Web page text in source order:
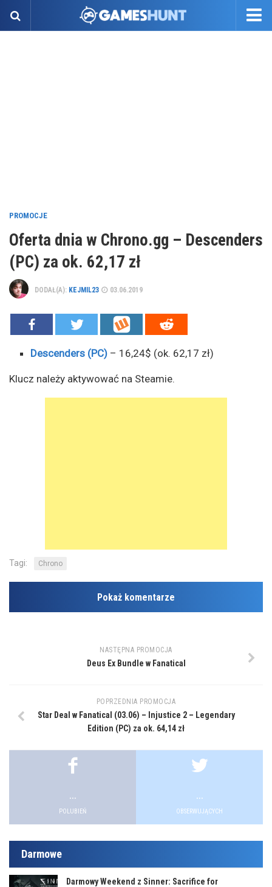
PROMOCJE
Oferta dnia w Chrono.gg – Descenders
(PC) za ok. 62,17 zł
DODAŁ(A): KEJMIL23 03.06.2019
Descenders (PC) – 16,24$ (ok. 62,17 zł)
Klucz należy aktywować na Steamie.
Tagi: Chrono
Pokaż komentarze
NASTĘPNA PROMOCJA
Deus Ex Bundle w Fanatical
POPRZEDNIA PROMOCJA
Star Deal w Fanatical (03.06) – Injustice 2 – Legendary
Edition (PC) za ok. 64,14 zł
...
POLUBIEŃ
...
OBSERWUJĄCYCH
Darmowe
Darmowy Weekend z Sinner: Sacrifice for